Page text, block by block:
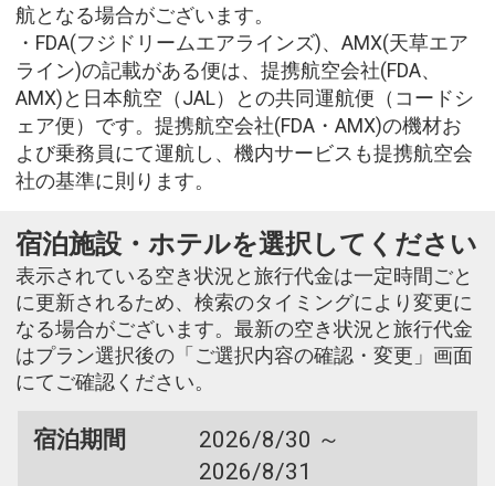
航となる場合がございます。
・FDA(フジドリームエアラインズ)、AMX(天草エア
ライン)の記載がある便は、提携航空会社(FDA、
AMX)と日本航空（JAL）との共同運航便（コードシ
ェア便）です。提携航空会社(FDA・AMX)の機材お
よび乗務員にて運航し、機内サービスも提携航空会
社の基準に則ります。
宿泊施設・ホテルを選択してください
表示されている空き状況と旅行代金は一定時間ごと
に更新されるため、検索のタイミングにより変更に
なる場合がございます。最新の空き状況と旅行代金
はプラン選択後の「ご選択内容の確認・変更」画面
にてご確認ください。
宿泊期間
2026/8/30 ～
2026/8/31